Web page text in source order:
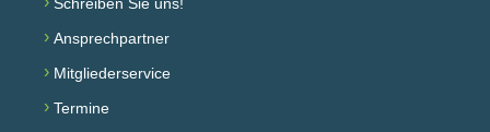
Schreiben Sie uns!
› Ansprechpartner
› Mitgliederservice
› Termine